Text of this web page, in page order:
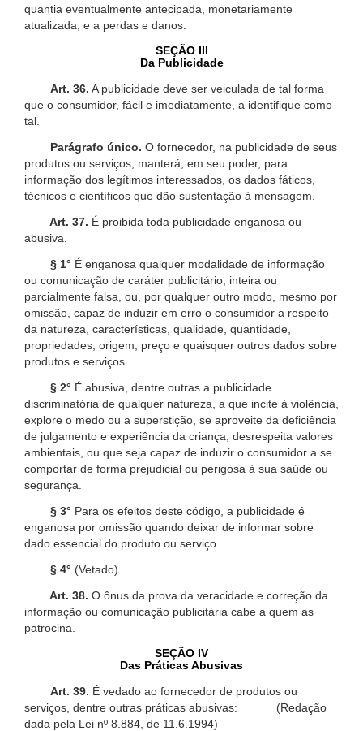
quantia eventualmente antecipada, monetariamente
atualizada, e a perdas e danos.
SEÇÃO III
Da Publicidade
Art. 36. A publicidade deve ser veiculada de tal forma
que o consumidor, fácil e imediatamente, a identifique como
tal.
Parágrafo único. O fornecedor, na publicidade de seus
produtos ou serviços, manterá, em seu poder, para
informação dos legítimos interessados, os dados fáticos,
técnicos e científicos que dão sustentação à mensagem.
Art. 37. É proibida toda publicidade enganosa ou
abusiva.
§ 1° É enganosa qualquer modalidade de informação
ou comunicação de caráter publicitário, inteira ou
parcialmente falsa, ou, por qualquer outro modo, mesmo por
omissão, capaz de induzir em erro o consumidor a respeito
da natureza, características, qualidade, quantidade,
propriedades, origem, preço e quaisquer outros dados sobre
produtos e serviços.
§ 2° É abusiva, dentre outras a publicidade
discriminatória de qualquer natureza, a que incite à violência,
explore o medo ou a superstição, se aproveite da deficiência
de julgamento e experiência da criança, desrespeita valores
ambientais, ou que seja capaz de induzir o consumidor a se
comportar de forma prejudicial ou perigosa à sua saúde ou
segurança.
§ 3° Para os efeitos deste código, a publicidade é
enganosa por omissão quando deixar de informar sobre
dado essencial do produto ou serviço.
§ 4° (Vetado).
Art. 38. O ônus da prova da veracidade e correção da
informação ou comunicação publicitária cabe a quem as
patrocina.
SEÇÃO IV
Das Práticas Abusivas
Art. 39. É vedado ao fornecedor de produtos ou
serviços, dentre outras práticas abusivas: (Redação
dada pela Lei nº 8.884, de 11.6.1994)